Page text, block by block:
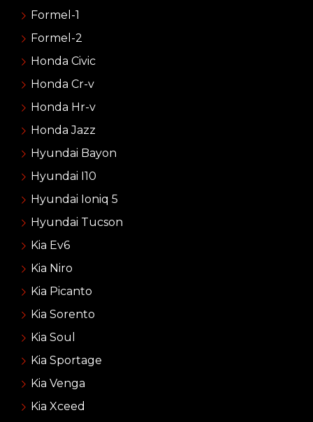
Formel-1
Formel-2
Honda Civic
Honda Cr-v
Honda Hr-v
Honda Jazz
Hyundai Bayon
Hyundai I10
Hyundai Ioniq 5
Hyundai Tucson
Kia Ev6
Kia Niro
Kia Picanto
Kia Sorento
Kia Soul
Kia Sportage
Kia Venga
Kia Xceed